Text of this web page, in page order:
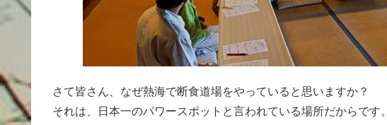
さて皆さん、なぜ熱海で断食道場をやっていると思いますか？
それは、日本一のパワースポットと言われている場所だからです。